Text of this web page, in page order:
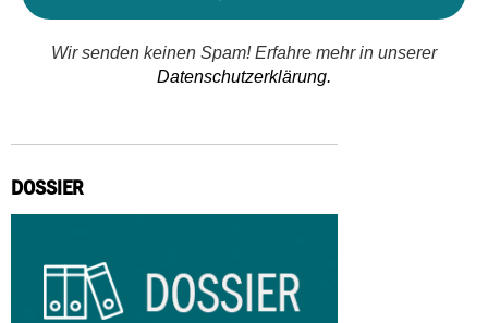
Wir senden keinen Spam! Erfahre mehr in unserer
Datenschutzerklärung.
DOSSIER